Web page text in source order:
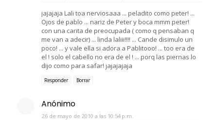
jajajaja Lali toa nerviosaaa ... peladito como peter! ...
Ojos de pablo ... nariz de Peter y boca mmm peter!
con una carita de preocupada ( como q pensaban q
me van a adecir) ... linda laliii!!!! ... Cande disimulo un
poco! ... y vale ella si adora a Pablitooo! ... too era de
el ! solo el cabello no era de el ! ... porq las piernas lo
dijo como para safar! jajajajaja
Responder Borrar
Anónimo
26 de mayo de 2010 a las 10:54 p.m.